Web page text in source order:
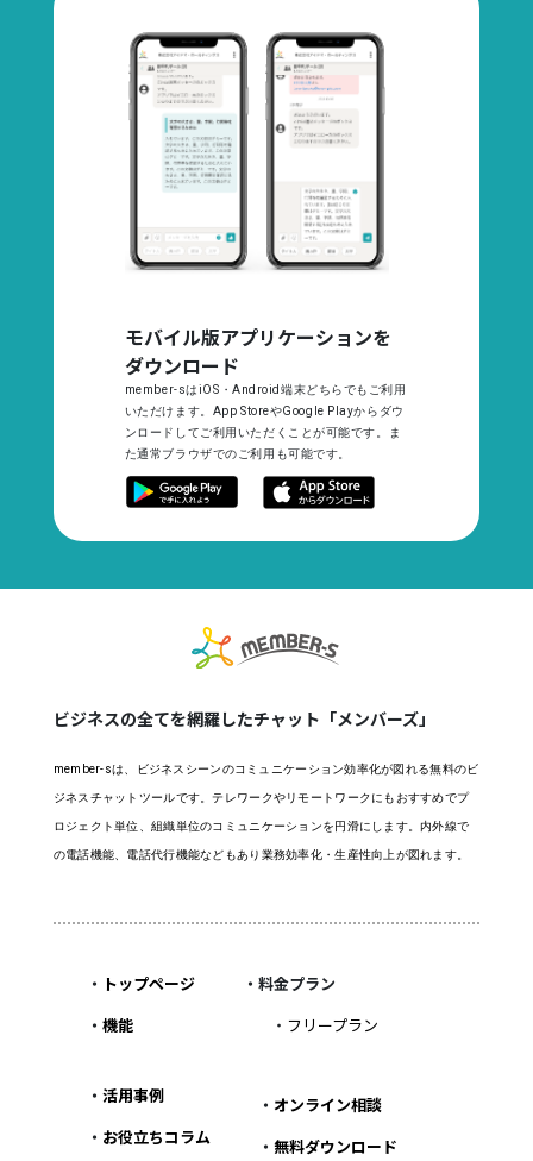
モバイル版アプリケーションを
ダウンロード
member-sはiOS・Android端末どちらでもご利用
いただけます。App StoreやGoogle Playからダウ
ンロードしてご利用いただくことが可能です。ま
た通常ブラウザでのご利用も可能です。
ビジネスの全てを網羅したチャット「メンバーズ」
member-sは、ビジネスシーンのコミュニケーション効率化が図れる無料のビ
ジネスチャットツールです。テレワークやリモートワークにもおすすめでプ
ロジェクト単位、組織単位のコミュニケーションを円滑にします。内外線で
の電話機能、電話代行機能などもあり業務効率化・生産性向上が図れます。
・ トップページ
・ 機能
・料金プラン
・ フリープラン
・ 活用事例
・ お役立ちコラム
・ オンライン相談
・ 無料ダウンロード